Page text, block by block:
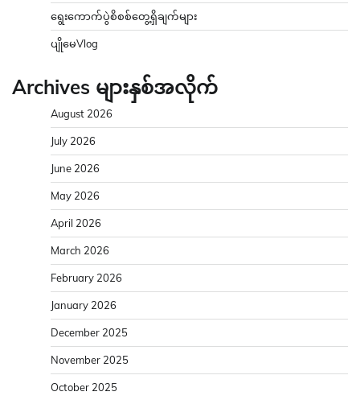
ရွေးကောက်ပွဲစိစစ်တွေ့ရှိချက်များ
ပျိုမေVlog
Archives များနှစ်အလိုက်
August 2026
July 2026
June 2026
May 2026
April 2026
March 2026
February 2026
January 2026
December 2025
November 2025
October 2025